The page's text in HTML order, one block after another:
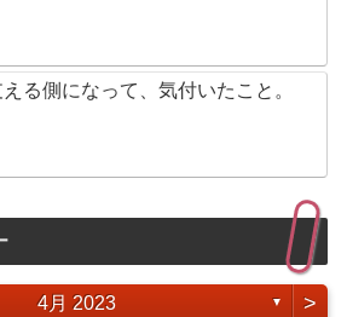
える側になって、気付いたこと。
4月 2023 ▼ >